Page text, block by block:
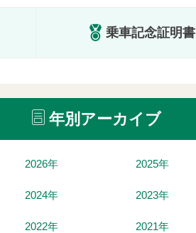
乗車記念証明書
年別アーカイブ
2026年 2025年
2024年 2023年
2022年 2021年